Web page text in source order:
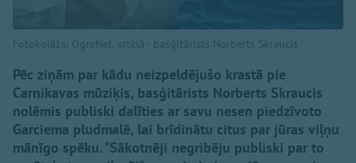
Fotokolāža: OgreNet, attēlā - basģitārists Norberts Skraucis
Pēc ziņām par kādu neizpeldējušo krastā pie
Carnikavas mūziķis, basģitārists Norberts Skraucis
nolēmis publiski dalīties ar savu nesen piedzīvoto
Garciema pludmalē, lai brīdinātu citus par jūras viļņu
mānīgo spēku. "Sākotnēji negribēju publiski par to